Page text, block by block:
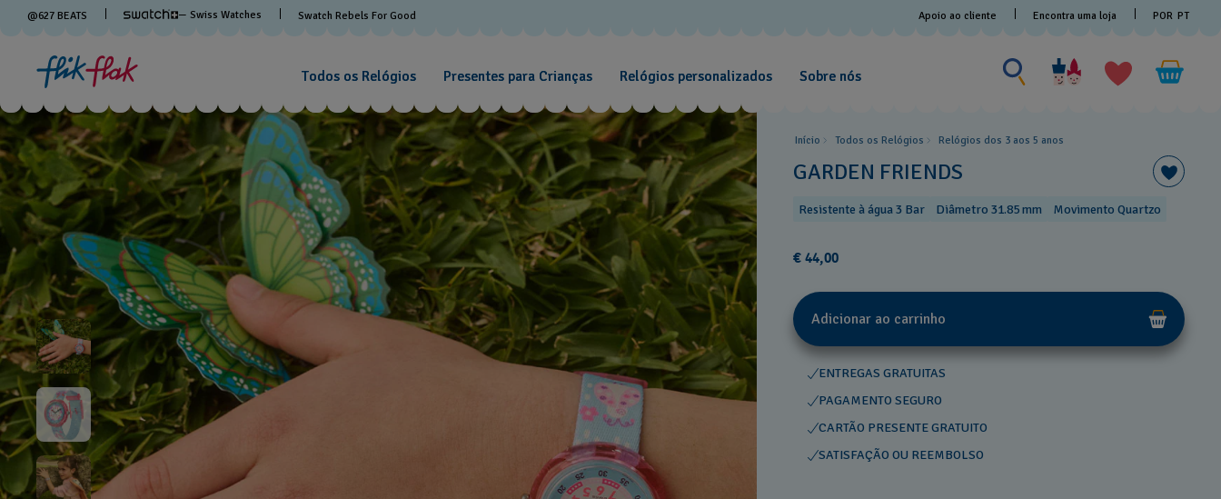
@627 BEATS — Swiss Watches Swatch Rebels For Good Apoio ao cliente Encontra uma loja POR PT
Todos os Relógios Presentes para Crianças Relógios personalizados Sobre nós
Procurar
por
algo
Início Todos os Relógios Relógios dos 3 aos 5 anos
GARDEN FRIENDS
Resistente à água 3 Bar Diâmetro 31.85 mm Movimento Quartzo
€ 44,00
Adicionar ao carrinho
ENTREGAS GRATUITAS
PAGAMENTO SEGURO
CARTÃO PRESENTE GRATUITO
SATISFAÇÃO OU REEMBOLSO